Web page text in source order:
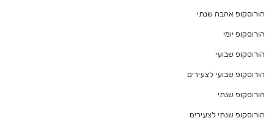
הורוסקופ אהבה שנתי
הורוסקופ יומי
הורוסקופ שבועי
הורוסקופ שבועי לצעירים
הורוסקופ שנתי
הורוסקופ שנתי לצעירים